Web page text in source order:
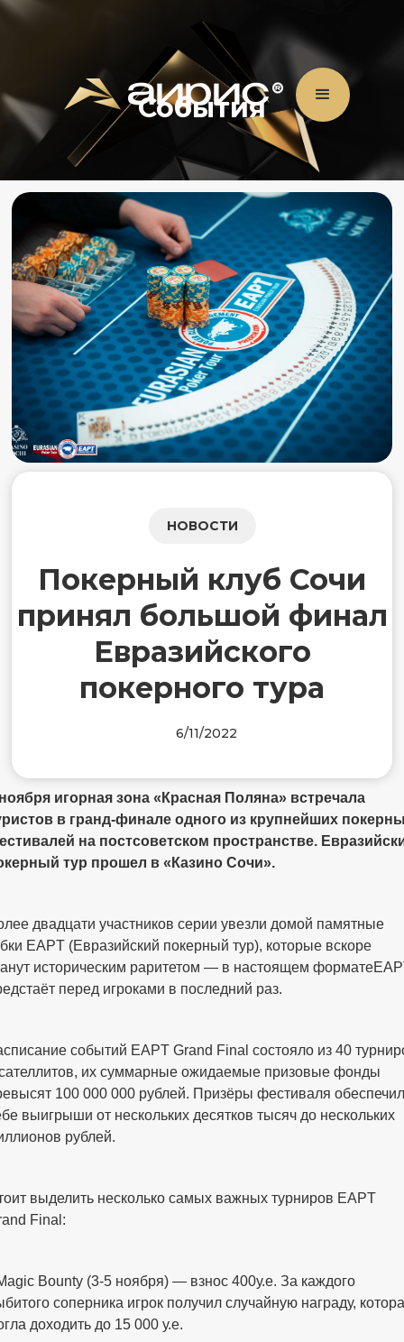
События
НОВОСТИ
Покерный клуб Сочи
принял большой финал
Евразийского
покерного тура
6/11/2022
игорная зона «Красная Поляна» встречала
в гранд-финале одного из крупнейших
на постсоветском пространстве.
тур прошел в «Казино Сочи».
двадцати участников серии увезли домой памятные
EAPT (Евразийский покерный тур), которые вскоре
историческим раритетом — в настоящем
перед игроками в последний раз.
событий EAPT Grand Final состояло из 40
их суммарные ожидаемые призовые фонды
100 000 000 рублей. Призёры фестиваля
выигрыши от нескольких десятков тысяч до нескольких
рублей.
выделить несколько самых важных турниров EAPT
Final:
Bounty (3-5 ноября) — взнос 400у.е. За каждого
соперника игрок получил случайную награду,
доходить до 15 000 у.е.